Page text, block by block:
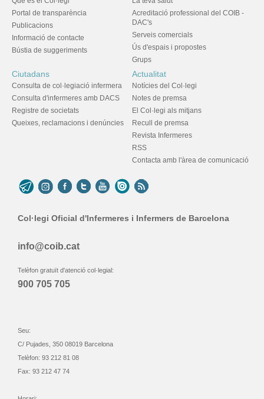
Portal de transparència
Publicacions
Informació de contacte
Bústia de suggeriments
Acreditació professional del COIB -
DAC's
Serveis comercials
Ús d'espais i propostes
Grups
Ciutadans
Consulta de col·legiació infermera
Consulta d'infermeres amb DACS
Registre de societats
Queixes, reclamacions i denúncies
Actualitat
Notícies del Col·legi
Notes de premsa
El Col·legi als mitjans
Recull de premsa
Revista Infermeres
RSS
Contacta amb l'àrea de comunicació
Col·legi Oficial d'Infermeres i Infermers de Barcelona
info@coib.cat
Telèfon gratuït d'atenció col·legial:
900 705 705
Seu:
C/ Pujades, 350 08019 Barcelona
Telèfon: 93 212 81 08
Fax: 93 212 47 74